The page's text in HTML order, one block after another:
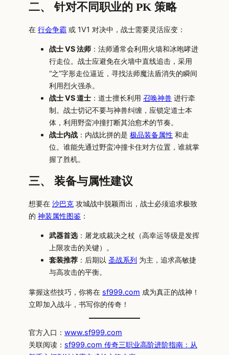
二、 针对不同职业的 PK 策略
在 行会争霸 或 1V1 对决中，战士需要灵活应变：
战士 VS 法师 ：法师通常会利用火墙和冰咆哮进
行走位。战士应避免在火墙中直线追击，采用
“之”字形走位逼近，寻找法师魔法盾消失的瞬间
利用烈火强杀。
战士 VS 道士 ：道士擅长利用 召唤神兽 进行牵
制。战士切记不要与神兽纠缠，应锁定道士本
体，利用野蛮冲撞打断其治愈术的节奏。
战士内战 ：内战比拼的是 极品装备属性 和走
位。谁能先通过野蛮冲撞卡住对方位置，谁就掌
握了胜机。
三、 装备与属性建议
想要在 沙巴克 攻城战中脱颖而出，战士必须追求极致
的 神装属性图鉴 ：
武器首选：屠龙或裁决之杖（高幸运等级是发挥
上限攻击的关键）。
套装推荐 ：后期以 圣战系列 为主，追求高敏捷
与高攻击的平衡。
掌握这些技巧，你将在 sf999.com 成为真正的战神！
立即加入战斗，书写你的传奇！
官方入口： www.sf999.com
关联阅读： sf999.com 传奇三职业高阶进阶指南：从